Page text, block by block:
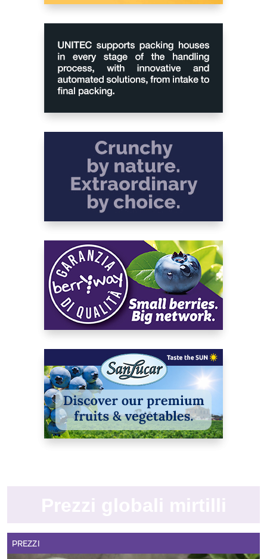
PREZZI